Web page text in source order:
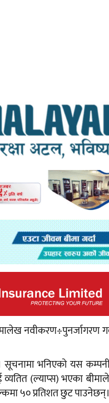
नवीकरण÷पुनर्जागरण
भनिएको यस
व्यतित (ल्याप्स) भएका
५० प्रतिशत छुट पाउनेछन्।